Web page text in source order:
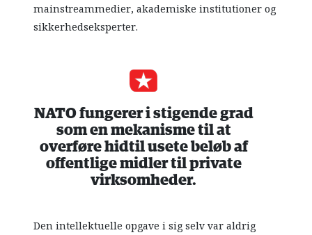
mainstreammedier, akademiske institutioner og
sikkerhedseksperter.
NATO fungerer i stigende grad
som en mekanisme til at
overføre hidtil usete beløb af
offentlige midler til private
virksomheder.
Den intellektuelle opgave i sig selv var aldrig